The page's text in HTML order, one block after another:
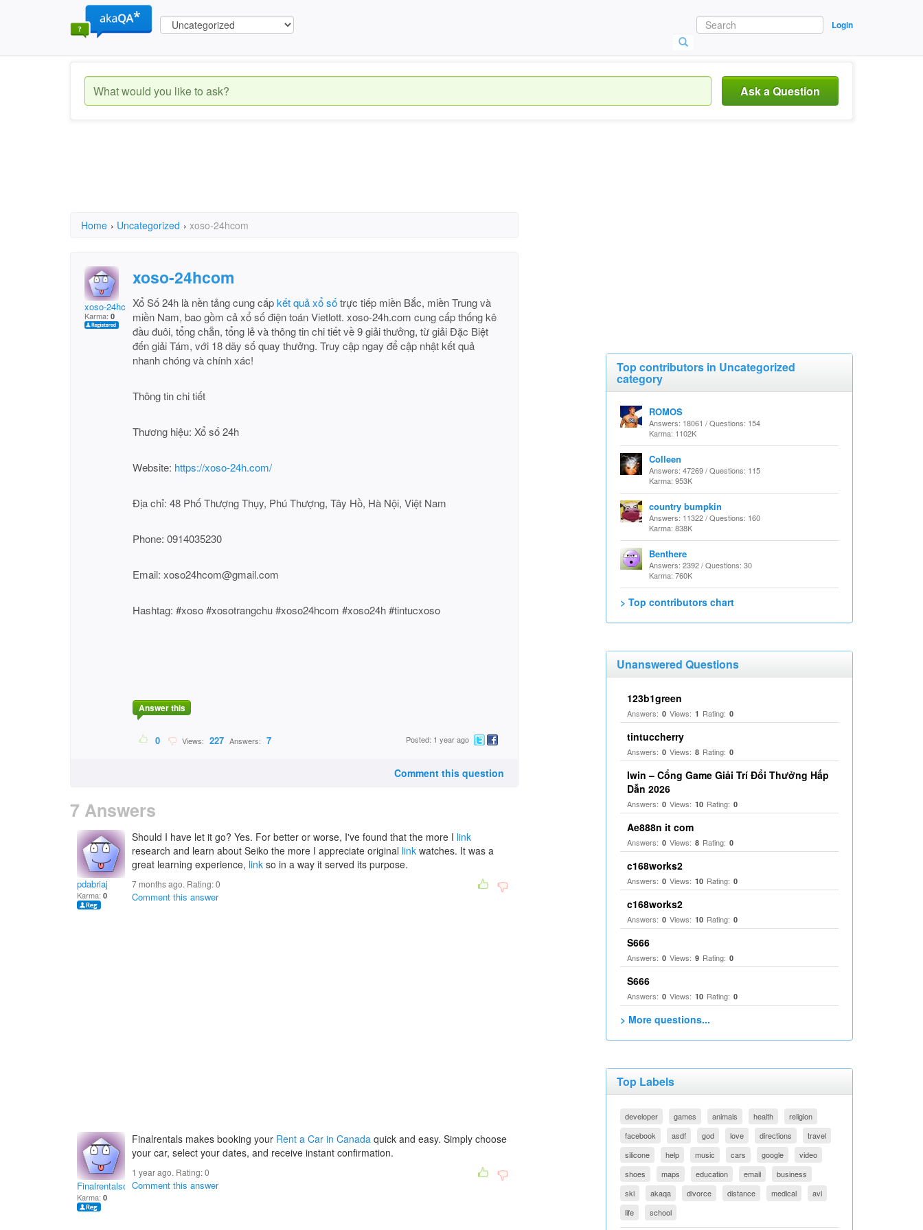
Login
Ask a Question
Home › Uncategorized › xoso-24hcom
xoso-24hcom
Karma: 0
xoso-24hcom
Xổ Số 24h là nền tảng cung cấpkết quả xổ sốtrực tiếp miền Bắc, miền Trung và
miền Nam, bao gồm cả xổ số điện toán Vietlott. xoso-24h.com cung cấp thống kê
đầu đuôi, tổng chẵn, tổng lẻ và thông tin chi tiết về 9 giải thưởng, từ giải Đặc Biệt
đến giải Tám, với 18 dãy số quay thưởng. Truy cập ngay để cập nhật kết quả
nhanh chóng và chính xác!
Thông tin chi tiết
Thương hiệu: Xổ số 24h
Website: https://xoso-24h.com/
Địa chỉ: 48 Phố Thượng Thụy, Phú Thượng, Tây Hồ, Hà Nội, Việt Nam
Phone: 0914035230
Email: xoso24hcom@gmail.com
Hashtag: #xoso #xosotrangchu #xoso24hcom #xoso24h #tintucxoso
Answer this
0 Views: 227 Answers: 7 Posted: 1 year ago
Comment this question
7 Answers
pdabriaj
Karma: 0
Should I have let it go? Yes. For better or worse, I've found that the more I link
research and learn about Seiko the more I appreciate original link watches. It was a
great learning experience, link so in a way it served its purpose.
7 months ago. Rating:0
Comment this answer
Finalrentalsca
Karma: 0
Finalrentals makes booking your Rent a Car in Canada quick and easy. Simply choose
your car, select your dates, and receive instant confirmation.
1 year ago. Rating:0
Comment this answer
Top contributors in Uncategorized
category
ROMOS
Answers: 18061 / Questions: 154
Karma: 1102K
Colleen
Answers: 47269 / Questions: 115
Karma: 953K
country bumpkin
Answers: 11322 / Questions: 160
Karma: 838K
Benthere
Answers: 2392 / Questions: 30
Karma: 760K
> Top contributors chart
Unanswered Questions
123b1green
Answers: 0 Views: 1 Rating: 0
tintuccherry
Answers: 0 Views: 8 Rating: 0
Iwin – Cổng Game Giải Trí Đổi Thưởng Hấp
Dẫn 2026
Answers: 0 Views: 10 Rating: 0
Ae888n it com
Answers: 0 Views: 8 Rating: 0
c168works2
Answers: 0 Views: 10 Rating: 0
c168works2
Answers: 0 Views: 10 Rating: 0
S666
Answers: 0 Views: 9 Rating: 0
S666
Answers: 0 Views: 10 Rating: 0
> More questions...
Top Labels
developer games animals health
religion
facebook
asdf god love directions
travel
silicone
help music cars google
video
shoes
maps education email
business
ski
akaqa divorce distance medical
avi
life
school